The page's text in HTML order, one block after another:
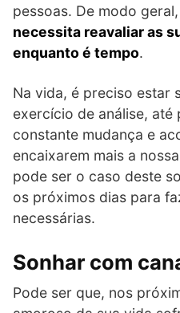
pessoas. De modo geral,
necessita reavaliar as
enquanto é tempo.
Na vida, é preciso estar
exercício de análise, até
constante mudança e
encaixarem mais a
pode ser o caso deste
os próximos dias para
necessárias.
Sonhar com
Pode ser que, nos